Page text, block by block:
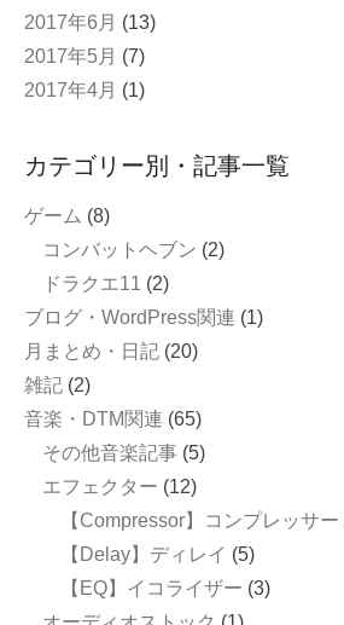
2017年6月 (13)
2017年5月 (7)
2017年4月 (1)
カテゴリー別・記事一覧
ゲーム (8)
コンバットヘブン (2)
ドラクエ11 (2)
ブログ・WordPress関連 (1)
月まとめ・日記 (20)
雑記 (2)
音楽・DTM関連 (65)
その他音楽記事 (5)
エフェクター (12)
【Compressor】コンプレッサー
【Delay】ディレイ (5)
【EQ】イコライザー (3)